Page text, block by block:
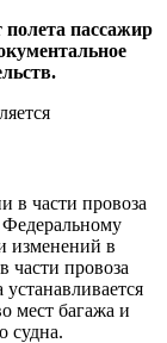
пассажир
в части провоза
изменений в
части провоза
мест багажа и
судна.